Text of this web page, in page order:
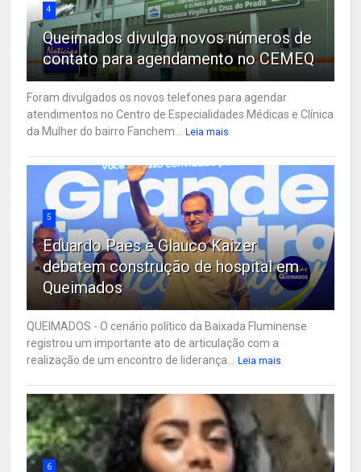
4
Queimados divulga novos números de
contato para agendamento no CEMEQ
Foram divulgados os novos telefones para agendar
atendimentos no Centro de Especialidades Médicas e Clínica
da Mulher do bairro Fanchem...
Leia mais
5
Eduardo Paes e Glauco Kaizer
debatem construção de hospital em
Queimados
QUEIMADOS - O cenário político da Baixada Fluminense
registrou um importante ato de articulação com a
realização de um encontro de liderança...
Leia mais
6